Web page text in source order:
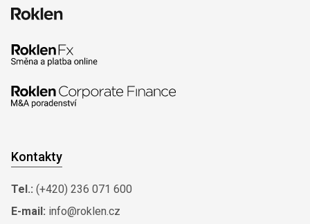
Kontakty
Tel.: (+420) 236 071 600
E-mail: info@roklen.cz